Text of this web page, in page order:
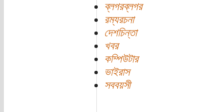
ব্লগরব্লগর
রম্যরচনা
দেশচিন্তা
খবর
কম্পিউটার
ভাইরাস
সববয়সী